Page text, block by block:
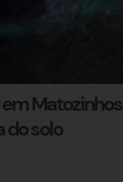
Matozinhos
do solo